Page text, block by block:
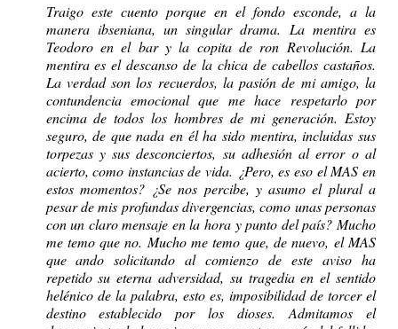
Traigo este cuento porque en el fondo esconde, a la
manera ibseniana, un singular drama. La mentira es
Teodoro en el bar y la copita de ron Revolución. La
mentira es el descanso de la chica de cabellos castaños.
La verdad son los recuerdos, la pasión de mi amigo, la
contundencia emocional que me hace respetarlo por
encima de todos los hombres de mi generación. Estoy
seguro, de que nada en él ha sido mentira, incluidas sus
torpezas y sus desconciertos, su adhesión al error o al
acierto, como instancias de vida. ¿Pero, es eso el MAS en
estos momentos? ¿Se nos percibe, y asumo el plural a
pesar de mis profundas divergencias, como unas personas
con un claro mensaje en la hora y punto del país? Mucho
me temo que no. Mucho me temo que, de nuevo, el MAS
que ando solicitando al comienzo de este aviso ha
repetido su eterna adversidad, su tragedia en el sentido
helénico de la palabra, esto es, imposibilidad de torcer el
destino establecido por los dioses. Admitamos el